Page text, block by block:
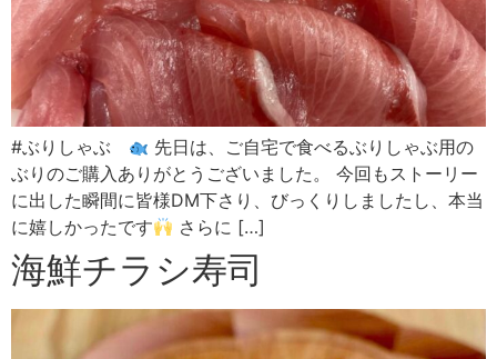
#ぶりしゃぶ
先日は、ご自宅で食べるぶりしゃぶ用の
ぶりのご購入ありがとうございました。 今回もストーリー
に出した瞬間に皆様DM下さり、びっくりしましたし、本当
に嬉しかったです
さらに […]
海鮮チラシ寿司